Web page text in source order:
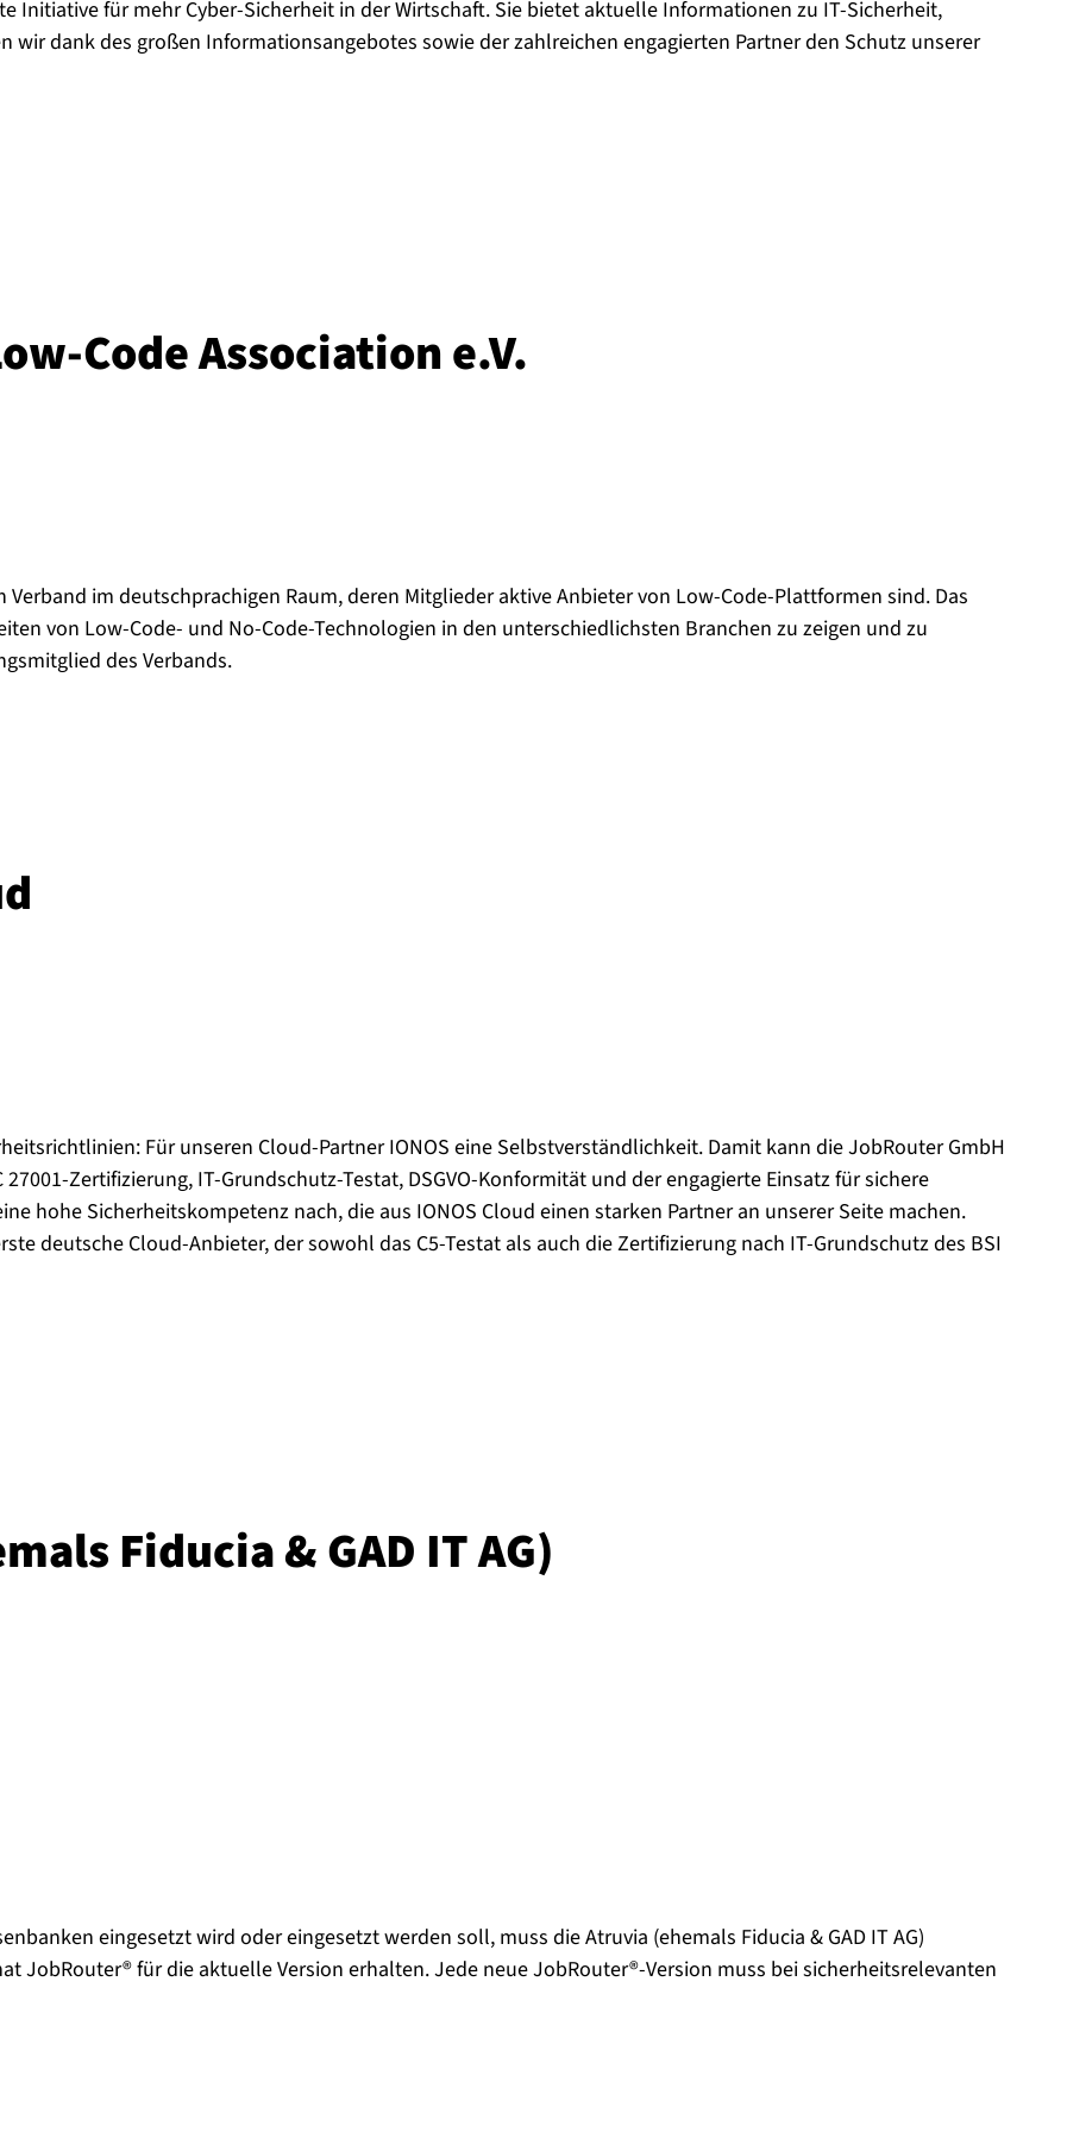
Initiative für mehr Cyber-Sicherheit in der Wirtschaft. Sie bietet aktuelle Informationen zu IT-Sicherheit,
wir dank des großen Informationsangebotes sowie der zahlreichen engagierten Partner den Schutz unserer
Code Association e.V.
im deutschprachigen Raum, deren Mitglieder aktive Anbieter von Low-Code-Plattformen sind. Das
von Low-Code- und No-Code-Technologien in den unterschiedlichsten Branchen zu zeigen und zu
des Verbands.
Für unseren Cloud-Partner IONOS eine Selbstverständlichkeit. Damit kann die JobRouter GmbH
Zertifizierung, IT-Grundschutz-Testat, DSGVO-Konformität und der engagierte Einsatz für sichere
hohe Sicherheitskompetenz nach, die aus IONOS Cloud einen starken Partner an unserer Seite machen.
deutsche Cloud-Anbieter, der sowohl das C5-Testat als auch die Zertifizierung nach IT-Grundschutz des BSI
Fiducia & GAD IT AG)
eingesetzt wird oder eingesetzt werden soll, muss die Atruvia (ehemals Fiducia & GAD IT AG)
JobRouter® für die aktuelle Version erhalten. Jede neue JobRouter®-Version muss bei sicherheitsrelevanten